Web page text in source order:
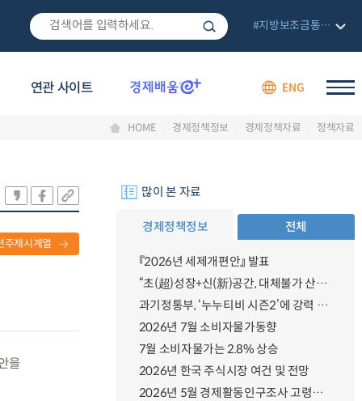
연관 사이트 ENG
#지방보조금통합관리망
HOME 경제정책정보 경제정책자료 정책자료
주제시계열
을
많이 본 자료
경제정책정보 전체
『2026년 세제개편안』 발표
“초(超)성장+신(新)공간, 대체불가 산업강국”
과기정통부, ‘누누티비 시즌2’에 강력 대응 의지 밝혀
2026년 7월 소비자물가동향
7월 소비자물가는 2.8% 상승
2026년 한국 주식시장 여건 및 전망
2026년 5월 경제활동인구조사 고령층 부가조사 결과